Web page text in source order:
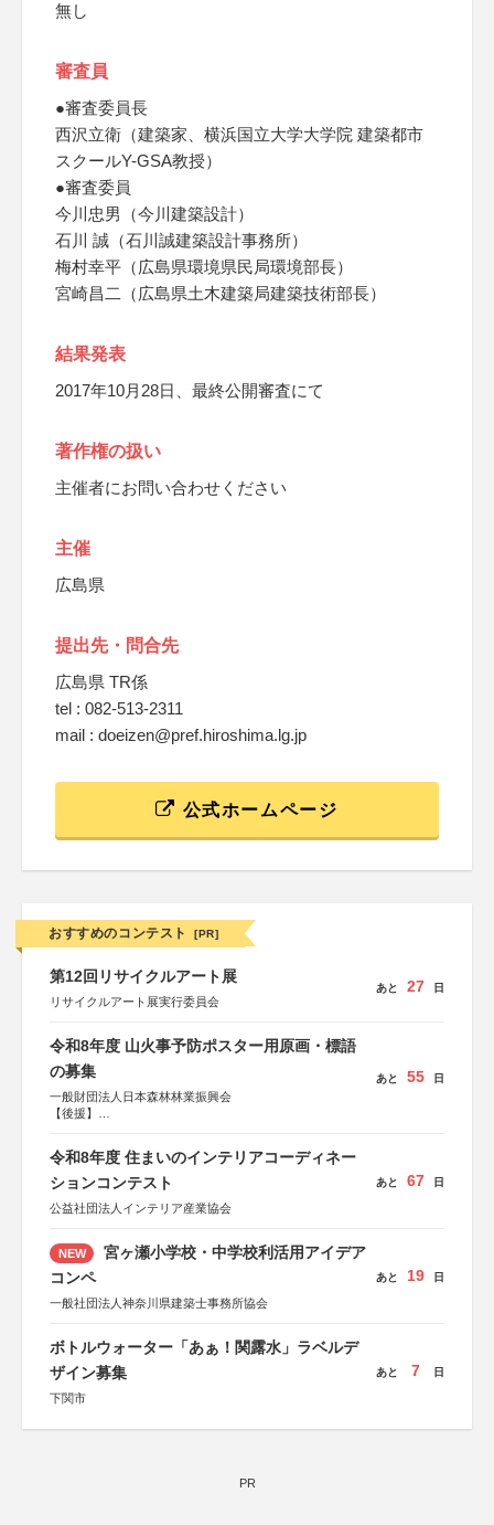
無し
審査員
●審査委員長
西沢立衛（建築家、横浜国立大学大学院 建築都市
スクールY-GSA教授）
●審査委員
今川忠男（今川建築設計）
石川 誠（石川誠建築設計事務所）
梅村幸平（広島県環境県民局環境部長）
宮崎昌二（広島県土木建築局建築技術部長）
結果発表
2017年10月28日、最終公開審査にて
著作権の扱い
主催者にお問い合わせください
主催
広島県
提出先・問合先
広島県 TR係
tel : 082-513-2311
mail : doeizen@pref.hiroshima.lg.jp
公式ホームページ
おすすめのコンテスト [PR]
第12回リサイクルアート展
リサイクルアート展実行委員会
あと 27 日
令和8年度 山火事予防ポスター用原画・標語
の募集
一般財団法人日本森林林業振興会
【後援】
会、森林火災対策協会
あと 55 日
令和8年度 住まいのインテリアコーディネー
ションコンテスト
公益社団法人インテリア産業協会
あと 67 日
NEW
宮ヶ瀬小学校・中学校利活用アイデア
コンペ
一般社団法人神奈川県建築士事務所協会
あと 19 日
ボトルウォーター「あぁ！関露水」ラベルデ
ザイン募集
下関市
あと 7 日
PR